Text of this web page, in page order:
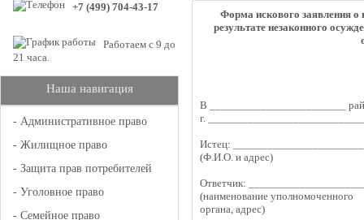
+7 (499) 704-43-17
Работаем с 9 до
21 часа.
Наша навигация
- Административное право
- Жилищное право
- Защита прав потребителей
- Уголовное право
- Семейное право
Форма искового заявления о
результате незаконного
В ________________________
г.
Истец:
(Ф.И.О. и адрес)
Ответчик:
(наименование уполномоченного
органа, адрес)